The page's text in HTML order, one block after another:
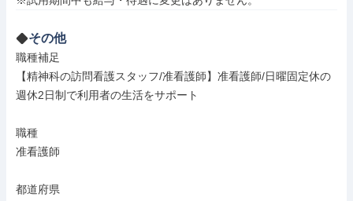
その他
職種補足
【精神科の訪問看護スタッフ/准看護師】准看護師/日曜固定休の
週休2日制で利用者の生活をサポート
職種
准看護師
都道府県